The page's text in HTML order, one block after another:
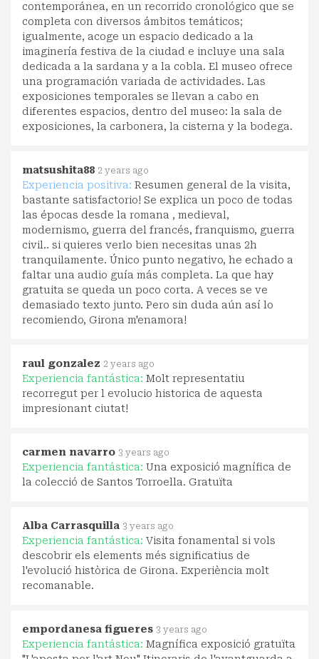
contemporánea, en un recorrido cronológico que se
completa con diversos ámbitos temáticos;
igualmente, acoge un espacio dedicado a la
imaginería festiva de la ciudad e incluye una sala
dedicada a la sardana y a la cobla. El museo ofrece
una programación variada de actividades. Las
exposiciones temporales se llevan a cabo en
diferentes espacios, dentro del museo: la sala de
exposiciones, la carbonera, la cisterna y la bodega.
matsushita88 2 years ago
Experiencia positiva: Resumen general de la visita,
bastante satisfactorio! Se explica un poco de todas
las épocas desde la romana , medieval,
modernismo, guerra del francés, franquismo, guerra
civil.. si quieres verlo bien necesitas unas 2h
tranquilamente. Único punto negativo, he echado a
faltar una audio guía más completa. La que hay
gratuita se queda un poco corta. A veces se ve
demasiado texto junto. Pero sin duda aún así lo
recomiendo, Girona m'enamora!
raul gonzalez 2 years ago
Experiencia fantástica: Molt representatiu
recorregut per l evolucio historica de aquesta
impresionant ciutat!
carmen navarro 3 years ago
Experiencia fantástica: Una exposició magnífica de
la colecció de Santos Torroella. Gratuïta
Alba Carrasquilla 3 years ago
Experiencia fantástica: Visita fonamental si vols
descobrir els elements més significatius de
l'evolució històrica de Girona. Experiència molt
recomanable.
empordanesa figueres 3 years ago
Experiencia fantástica: Magnífica exposició gratuïta